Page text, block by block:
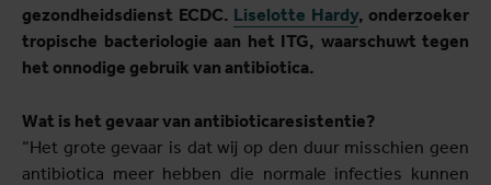
gezondheidsdienst ECDC. Liselotte Hardy, onderzoeker
tropische bacteriologie aan het ITG, waarschuwt tegen
het onnodige gebruik van antibiotica.
Wat is het gevaar van antibioticaresistentie?
“Het grote gevaar is dat wij op den duur misschien geen
antibiotica meer hebben die normale infecties kunnen